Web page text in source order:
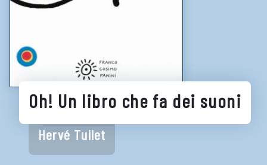
LINK UTILI
Consigli per la lettura
Biblioteche digitali
Gaming
Oh! Un libro che fa dei suoni
Hervé Tullet